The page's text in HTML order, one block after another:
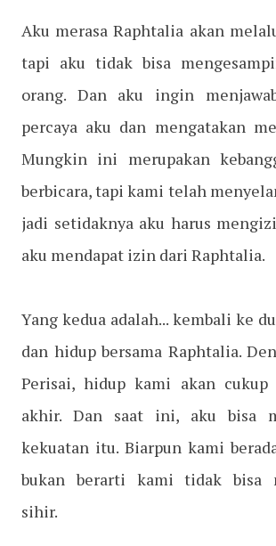
Aku merasa Raphtalia akan
tapi aku tidak bisa
orang. Dan aku ingin
percaya aku dan mengatakan
Mungkin ini merupakan
berbicara, tapi kami telah
jadi setidaknya aku harus
aku mendapat izin dari Raphtalia.
Yang kedua adalah... kembali ke
dan hidup bersama Raphtalia.
Perisai, hidup kami akan cukup
akhir. Dan saat ini, aku bisa
kekuatan itu. Biarpun kami
bukan berarti kami tidak bisa
sihir.